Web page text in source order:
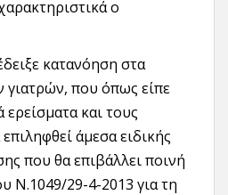
ο
κατανόηση στα
γιατρών, που όπως είπε
και τους
άμεσα ειδικής
που θα επιβάλλει ποινή
Ν.1049/29-4-2013 για τη